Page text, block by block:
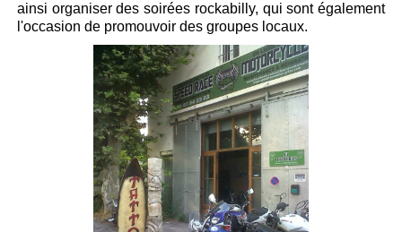
ainsi organiser des soirées rockabilly, qui sont également
l'occasion de promouvoir des groupes locaux.